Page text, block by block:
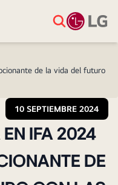
de la vida del futuro
10 SEPTIEMBRE 2024
IFA 2024
DE